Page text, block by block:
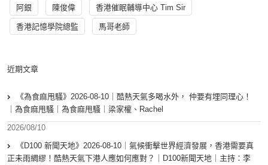
阿銀 陳俊偉 香港催眠輔導中心 Tim Sir
香港記憶學院總監 馬哥老師
近期文章
《為食麻甩騷》2026-08-10｜酷熱天氣多喝水外， 仲要有埋同理心！
｜為食麻甩騷｜為食麻甩騷｜梁家權、Rachel
2026/08/10
《D100 新聞天地》2026-08-10｜氣候衝擊世界經濟發展，香港需要真
正未雨綢繆！酷熱天氣下港人應如何應對？｜D100新聞天地｜主持：李